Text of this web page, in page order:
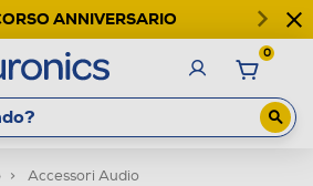
ANNIVERSARIO
0
Accessori Audio